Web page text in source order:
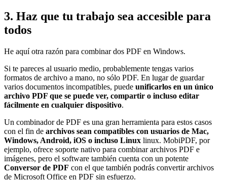
3. Haz que tu trabajo sea accesible para
todos
He aquí otra razón para combinar dos PDF en Windows.
Si te pareces al usuario medio, probablemente tengas varios
formatos de archivo a mano, no sólo PDF. En lugar de guardar
varios documentos incompatibles, puede unificarlos en un único
archivo PDF que se puede ver, compartir o incluso editar
fácilmente en cualquier dispositivo.
Un combinador de PDF es una gran herramienta para estos casos
con el fin de archivos sean compatibles con usuarios de Mac,
Windows, Android, iOS o incluso Linux linux. MobiPDF, por
ejemplo, ofrece soporte nativo para combinar archivos PDF e
imágenes, pero el software también cuenta con un potente
Conversor de PDF con el que también podrás convertir archivos
de Microsoft Office en PDF sin esfuerzo.